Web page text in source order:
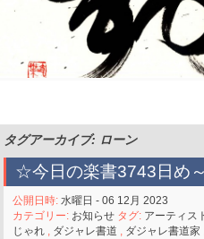
タグアーカイブ: ローン
☆今日の楽書3743日め
公開日時:水曜日 - 06 12月 2023
カテゴリー: お知らせ タグ: アーティス
じゃれ , ダジャレ書道 , ダジャレ書道家